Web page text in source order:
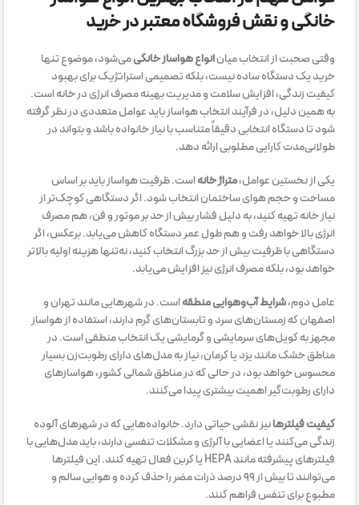
خانگی و نقش فروشگاه معتبر در خرید
وقتی صحبت از انتخاب میانانواع هواساز خانگیمی‌شود، موضوع تنها
خرید یک دستگاه ساده نیست، بلکه تصمیمی استراتژیک برای بهبود
کیفیت زندگی، افزایش سلامت و مدیریت بهینه مصرف انرژی در خانه است.
به همین دلیل، در فرآیند انتخاب هواساز باید عوامل متعددی در نظر گرفته
شود تا دستگاه انتخابی دقیقاً متناسب با نیاز خانواده باشد و بتواند در
طولانی‌مدت کارایی مطلوبی ارائه دهد.
یکی از نخستین عوامل،متراژ خانهاست. ظرفیت هواساز باید بر اساس
مساحت و حجم هوای ساختمان انتخاب شود. اگر دستگاهی کوچک‌تر از
نیاز خانه تهیه کنید، به دلیل فشار بیش از حد بر موتور و فن، هم مصرف
انرژی بالا خواهد رفت و هم طول عمر دستگاه کاهش می‌یابد. برعکس، اگر
دستگاهی با ظرفیت بیش از حد بزرگ انتخاب کنید، نه‌تنها هزینه اولیه بالاتر
خواهد بود، بلکه مصرف انرژی نیز افزایش می‌یابد.
عامل دوم،شرایط آب‌وهوایی منطقهاست. در شهرهایی مانند تهران و
اصفهان که زمستان‌های سرد و تابستان‌های گرم دارند، استفاده از هواساز
مجهز به کویل‌های سرمایشی و گرمایشی یک انتخاب منطقی است. در
مناطق خشک مانند یزد یا کرمان، نیاز به مدل‌های دارای رطوبت‌زن بسیار
محسوس خواهد بود، در حالی که در مناطق شمالی کشور، هواسازهای
دارای رطوبت‌گیر اهمیت بیشتری پیدا می‌کنند.
کیفیت فیلترهانیز نقشی حیاتی دارد. خانواده‌هایی که در شهرهای آلوده
زندگی می‌کنند یا اعضایی با آلرژی و مشکلات تنفسی دارند، باید مدل‌هایی با
فیلترهای پیشرفته مانند HEPA یا کربن فعال تهیه کنند. این فیلترها
می‌توانند تا بیش از ۹۹ درصد ذرات مضر را حذف کرده و هوایی سالم و
مطبوع برای تنفس فراهم کنند.